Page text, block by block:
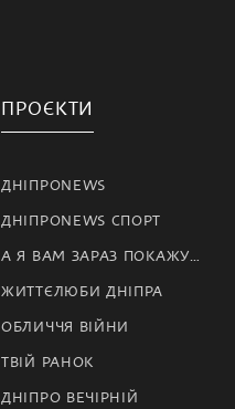
ПРОЄКТИ
ДНІПРОNEWS
ДНІПРОNEWS СПОРТ
А Я ВАМ ЗАРАЗ ПОКАЖУ…
ЖИТТЄЛЮБИ ДНІПРА
ОБЛИЧЧЯ ВІЙНИ
ТВІЙ РАНОК
ДНІПРО ВЕЧІРНІЙ